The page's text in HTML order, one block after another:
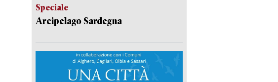
Speciale
Arcipelago Sardegna